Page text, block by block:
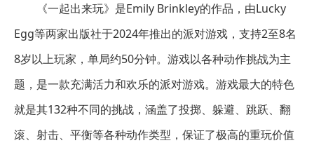
《一起出来玩》是Emily Brinkley的作品，由Lucky
Egg等两家出版社于2024年推出的派对游戏，支持2至8名
8岁以上玩家，单局约50分钟。游戏以各种动作挑战为主
题，是一款充满活力和欢乐的派对游戏。游戏最大的特色
就是其132种不同的挑战，涵盖了投掷、躲避、跳跃、翻
滚、射击、平衡等各种动作类型，保证了极高的重玩价值